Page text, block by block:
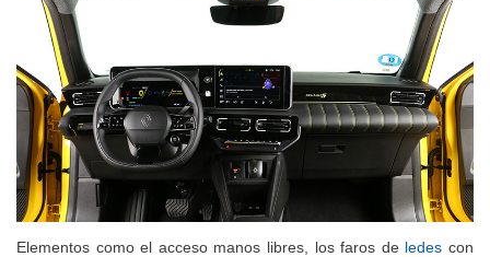
Elementos como el acceso manos libres, los faros de ledes con